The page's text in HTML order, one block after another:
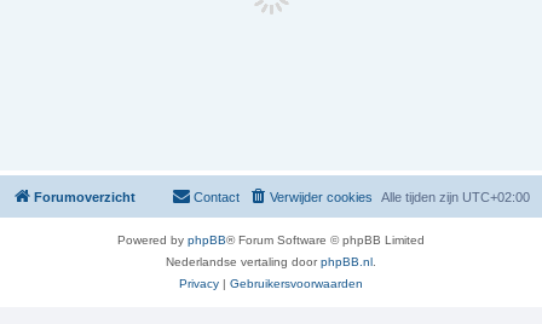
Forumoverzicht Alle tijden zijn UTC+02:00
Verwijder cookies
Contact
Powered by phpBB® Forum Software © phpBB Limited
Nederlandse vertaling doorphpBB.nl
Privacy | Gebruikersvoorwaarden